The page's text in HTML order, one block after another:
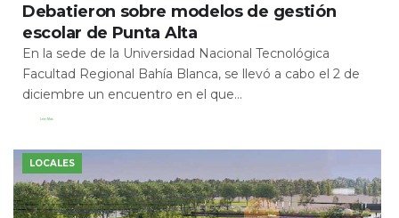
Debatieron sobre modelos de gestión
escolar de Punta Alta
En la sede de la Universidad Nacional Tecnológica
Facultad Regional Bahía Blanca, se llevó a cabo el 2 de
diciembre un encuentro en el que...
Leer Más
LOCALES